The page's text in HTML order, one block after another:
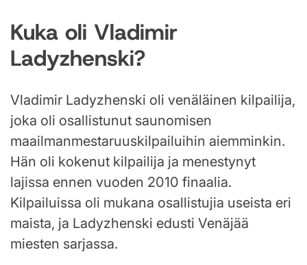
Kuka oli Vladimir
Ladyzhenski?
Vladimir Ladyzhenski oli venäläinen kilpailija,
joka oli osallistunut saunomisen
maailmanmestaruuskilpailuihin aiemminkin.
Hän oli kokenut kilpailija ja menestynyt
lajissa ennen vuoden 2010 finaalia.
Kilpailuissa oli mukana osallistujia useista eri
maista, ja Ladyzhenski edusti Venäjää
miesten sarjassa.